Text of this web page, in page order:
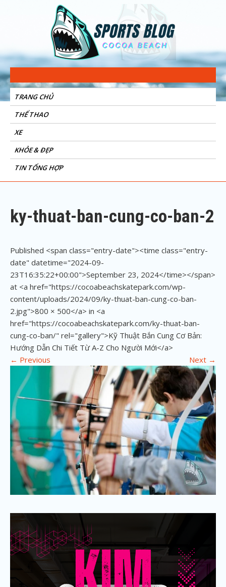
Sports Blog
Cocoa Beach
TRANG CHỦ
THỂ THAO
XE
KHỎE & ĐẸP
TIN TỔNG HỢP
ky-thuat-ban-cung-co-ban-2
Published <span class="entry-date"><time class="entry-
date" datetime="2024-09-
23T16:35:22+00:00">September 23, 2024</time></span>
at <a href="https://cocoabeachskatepark.com/wp-
content/uploads/2024/09/ky-thuat-ban-cung-co-ban-
2.jpg">800 × 500</a> in <a
href="https://cocoabeachskatepark.com/ky-thuat-ban-
cung-co-ban/" rel="gallery">Kỹ Thuật Bắn Cung Cơ Bản:
Hướng Dẫn Chi Tiết Từ A-Z Cho Người Mới</a>
← Previous Next →